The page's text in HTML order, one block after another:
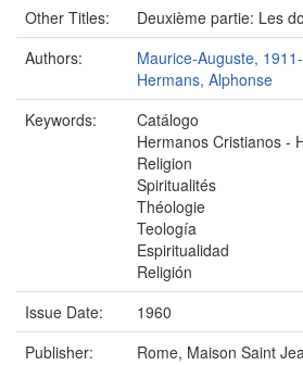
Other Titles:
Deuxième partie: Les
Authors:
Maurice-Auguste,
Hermans, Alphonse
Keywords:
Catálogo
Hermanos Cristianos -
Religion
Spiritualités
Théologie
Teología
Espiritualidad
Religión
Issue Date:
1960
Publisher:
Rome, Maison Saint